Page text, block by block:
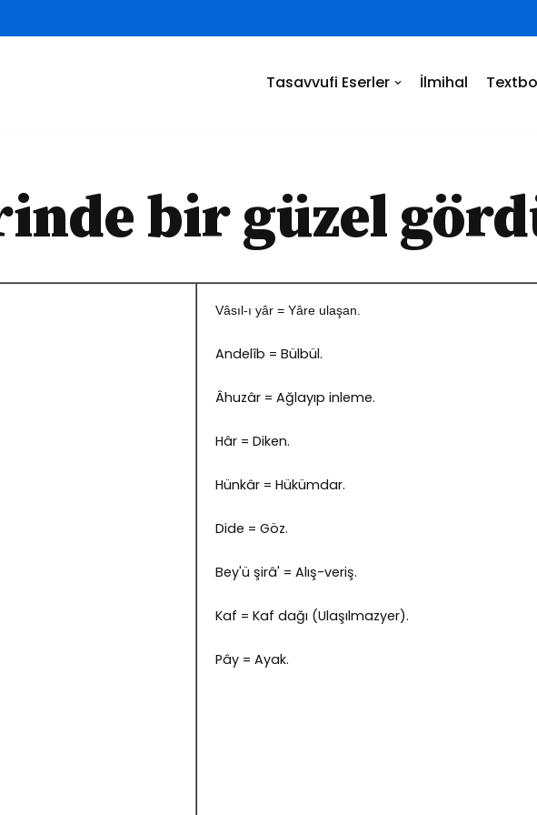
Tasavvufi Eserler İlmihal
bir güzel
Vâsıl-ı yâr = Yâre ulaşan.
Andelîb = Bülbül.
Âhuzâr = Ağlayıp inleme.
Hâr = Diken.
Hünkâr = Hükümdar.
Dide = Göz.
Bey'ü şirâ' = Alış-veriş.
Kaf = Kaf dağı (Ulaşılmazyer).
Pây = Ayak.